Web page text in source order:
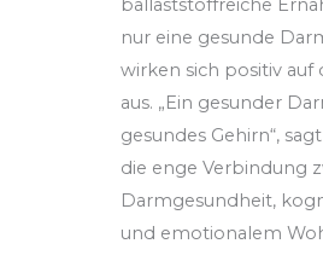
nur eine gesunde
wirken sich positiv auf
aus. „Ein gesunder
gesundes Gehirn“,
die enge Verbindung
Darmgesundheit,
und emotionalem